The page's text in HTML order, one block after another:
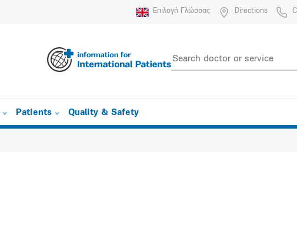
Επιλογή Γλώσσας Directions
Patients Quality & Safety